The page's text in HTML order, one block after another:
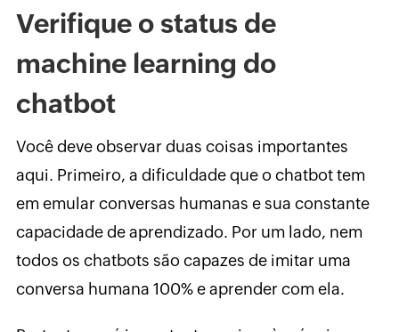
Verifique o status de
machine learning do
chatbot
Você deve observar duas coisas importantes
aqui. Primeiro, a dificuldade que o chatbot tem
em emular conversas humanas e sua constante
capacidade de aprendizado. Por um lado, nem
todos os chatbots são capazes de imitar uma
conversa humana 100% e aprender com ela.